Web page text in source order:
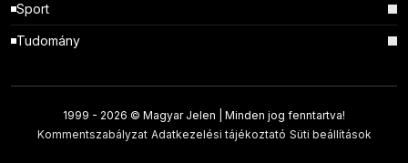
Sport
Tudomány
1999 - 2026 © Magyar Jelen | Minden jog fenntartva!
Kommentszabályzat Adatkezelési tájékoztató Süti beállítások